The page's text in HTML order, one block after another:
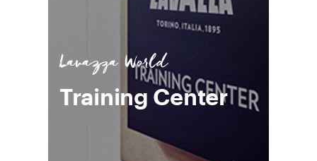
Lavazza World
Training Center